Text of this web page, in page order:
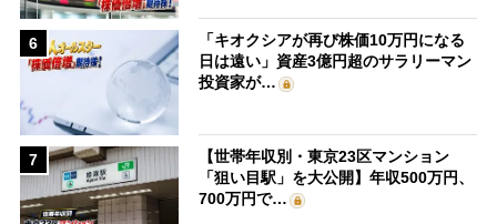
6
「キオクシアが再び株価10万円になる
日は遠い」資産3億円超のサラリーマン
投資家が…
7
【世帯年収別・東京23区マンション
「狙い目駅」を大公開】年収500万円、
700万円で…